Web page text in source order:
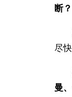
断？
尽
曼